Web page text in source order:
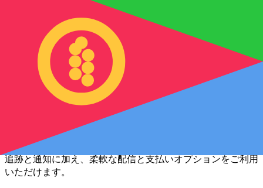
オンラインの送金が迅速、安全、簡単に行えます。ライブの
追跡と通知に加え、柔軟な配信と支払いオプションをご利用
いただけます。